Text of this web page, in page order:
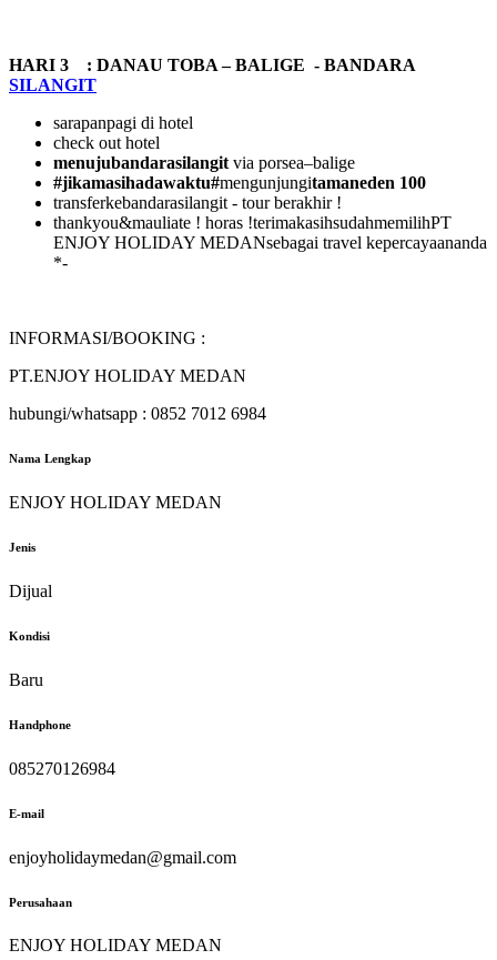
HARI 3 : DANAU TOBA – BALIGE - BANDARA
SILANGIT
sarapanpagi di hotel
check out hotel
menujubandarasilangit via porsea–balige
#jikamasihadawaktu#mengunjungitamaneden 100
transferkebandarasilangit - tour berakhir !
thankyou&mauliate ! horas !terimakasihsudahmemilihPT
ENJOY HOLIDAY MEDANsebagai travel kepercayaananda
*-
INFORMASI/BOOKING :
PT.ENJOY HOLIDAY MEDAN
hubungi/whatsapp : 0852 7012 6984
Nama Lengkap
ENJOY HOLIDAY MEDAN
Jenis
Dijual
Kondisi
Baru
Handphone
085270126984
E-mail
enjoyholidaymedan@gmail.com
Perusahaan
ENJOY HOLIDAY MEDAN